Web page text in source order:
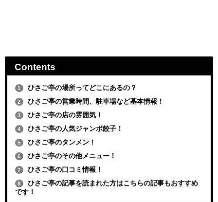
Contents
1 ひさご亭の場所ってどこにあるの？
2 ひさご亭の営業時間、駐車場など基本情報！
3 ひさご亭の店の雰囲気！
4 ひさご亭の人気ジャンボ餃子！
5 ひさご亭のタンメン！
6 ひさご亭のその他メニュー！
7 ひさご亭の口コミ情報！
8
ひさご亭の記事を読まれた方はこちらの記事もおすすめ
です！